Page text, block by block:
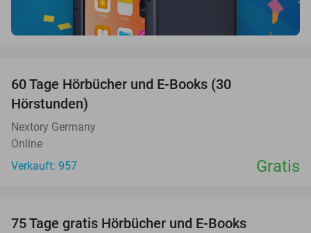
60 Tage Hörbücher und E-Books (30
Hörstunden)
Nextory Germany
Online
Verkauft: 957
Gratis
75 Tage gratis Hörbücher und E-Books